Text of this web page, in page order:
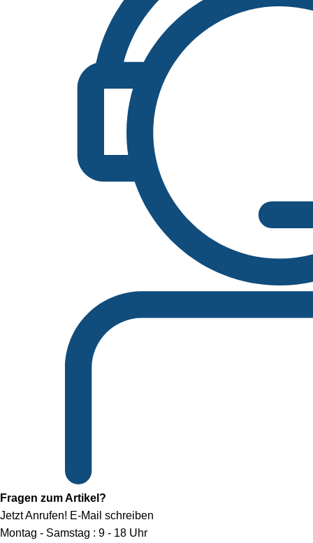
Fragen zum Artikel?
Jetzt Anrufen! E-Mail schreiben
Montag - Samstag : 9 - 18 Uhr